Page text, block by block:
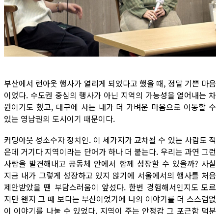
부산에서 런아웃 행사가 열리게 되었다고 했을 때, 정말 기쁜 마음
이었다. 수도권 중심의 행사가 아닌 지역의 가능성을 열어내는 차
원이기도 했고, 대구에 사는 내가 더 가벼운 마음으로 이동할 수
있는 영남권의 도시이기 때문이다.
커밍아웃 성소수자 정치인. 이 세가지가 교차될 수 있는 사람도 적
은데 거기다 지역이라는 단어가 하나 더 붙는다. 우리는 과연 그런
사람을 발견해내고 공동체 안에서 함께 성장할 수 있을까? 사실
지금 내가 그렇게 성장하고 있지 않기에 서울에서의 행사를 처음
제안받았을 땐 부담스러움이 앞섰다. 한번 경험해서인지도 모르
지만 왠지 그 때 보다는 부산이었기에 나의 이야기를 더 스스럼없
이 이야기를 나눌 수 있었다. 지역이 주는 안정감 그 포근함 덕분